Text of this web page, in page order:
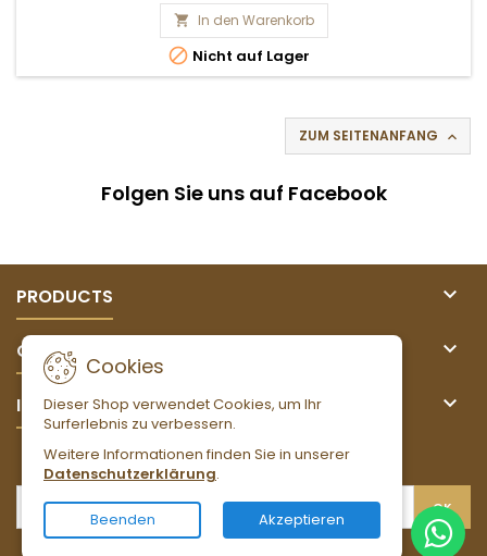
 In den Warenkorb
 Nicht auf Lager
ZUM SEITENANFANG 
Folgen Sie uns auf Facebook
PRODUCTS 
OUR COMPANY 
IHR KONTO 
Cookies
Dieser Shop verwendet Cookies, um Ihr
Surferlebnis zu verbessern.
Weitere Informationen finden Sie in unserer
Datenschutzerklärung.
Beenden Akzeptieren
NEWSLETTER